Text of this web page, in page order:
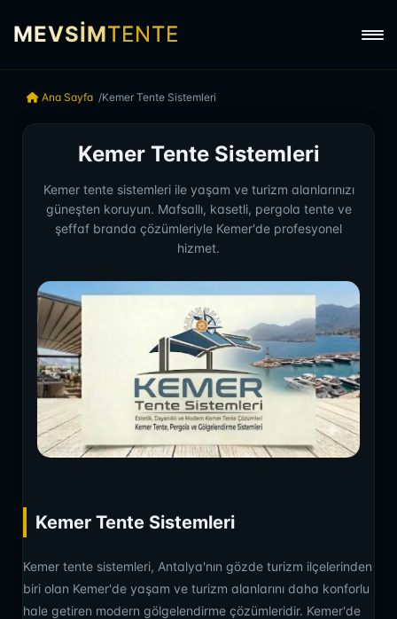
MEVSİMTENTE
Ana Sayfa Kemer Tente Sistemleri
Kemer Tente Sistemleri
Kemer tente sistemleri ile yaşam ve turizm alanlarınızı
güneşten koruyun. Mafsallı, kasetli, pergola tente ve
şeffaf branda çözümleriyle Kemer'de profesyonel
hizmet.
Kemer Tente Sistemleri
Kemer tente sistemleri, Antalya'nın gözde turizm ilçelerinden
biri olan Kemer'de yaşam ve turizm alanlarını daha konforlu
hale getiren modern gölgelendirme çözümleridir. Kemer'de